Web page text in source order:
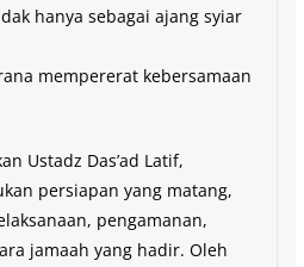
hanya sebagai ajang syiar
mempererat kebersamaan
Ustadz Das’ad Latif,
persiapan yang matang,
pengamanan,
jamaah yang hadir. Oleh